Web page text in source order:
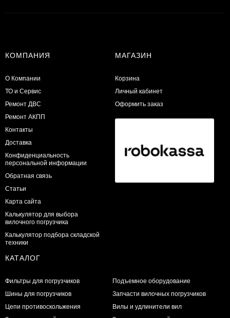
КОМПАНИЯ
О Компании
ТО и Сервис
​Ремонт ДВС
Ремонт АКПП
Контакты
Доставка
Конфиденциальность
персональной информации
Обратная связь
Статьи
Карта сайта
Калькулятор для выбора
вилочного погрузчика
Калькулятор подбора складской
техники
МАГАЗИН
Корзина
Личный кабинет
Оформить заказ
КАТАЛОГ
Фильтры для погрузчиков
Шины для погрузчиков
Цепи противоскольжения
Подъемное оборудование
Запчасти вилочных погрузчиков
Вилы и удлинители вил